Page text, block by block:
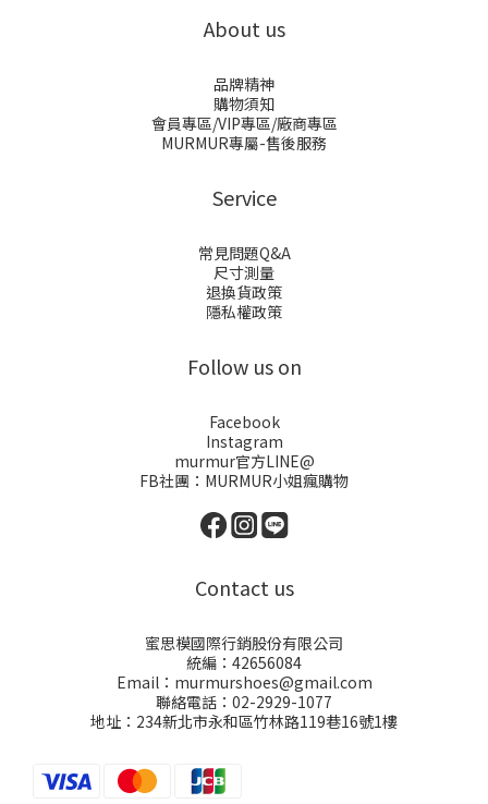
About us
品牌精神
購物須知
會員專區/VIP專區/廠商專區
MURMUR專屬-售後服務
Service
常見問題Q&A
尺寸測量
退換貨政策
隱私權政策
Follow us on
Facebook
Instagram
murmur官方LINE@
FB社團： MURMUR小姐瘋購物
Contact us
蜜思模國際行銷股份有限公司
統編：42656084
Email：murmurshoes@gmail.com
聯絡電話：02-2929-1077
地址：234新北市永和區竹林路119巷16號1樓